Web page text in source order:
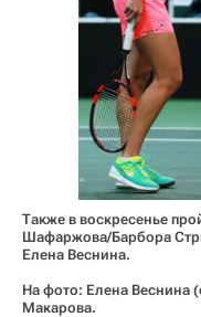
Также в воскресенье
Шафаржова/Барбора
Елена Веснина.
На фото: Елена Веснина
Макарова.